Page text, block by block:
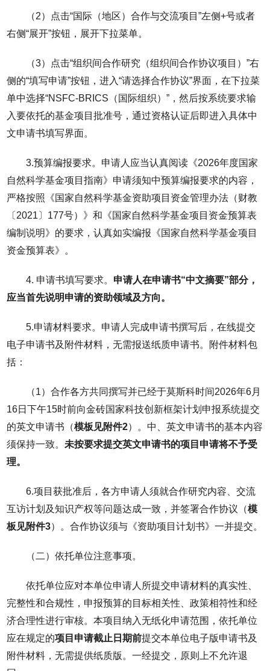
（2）点击“国际（地区）合作与交流项目”左侧+号或者
右侧“展开”按钮，展开下拉菜单。
（3）点击“组织间合作研究（组织间合作协议项目）”右
侧的“填写申请”按钮，进入“请选择合作协议”界面，在下拉菜
单中选择“NSFC-BRICS（国际组织）”，然后按系统要求输
入要依托的基金项目批准号，通过资格认证后即进入具体中
文申请书填写界面。
3.预算编报要求。申请人应当认真阅读《2026年度国家
自然科学基金项目指南》申请须知中预算编报要求的内容，
严格按照《国家自然科学基金资助项目资金管理办法（财教
〔2021〕177号）》和《国家自然科学基金项目资金预算表
编制说明》的要求，认真如实编报《国家自然科学基金项目
资金预算表》。
4. 申请书填写要求。 申请人在申请书“中文摘要”部分，
应当首先说明申请的资助领域及方向。
5.申请材料要求。申请人完成申请书撰写后，在线提交
电子申请书及附件材料，无需报送纸质申请书。附件材料包
括：
（1）合作各方共同撰写并已经于莫斯科时间2026年6月
16日下午15时前向金砖国家科技创新框架计划申报系统提交
的英文申请书（模板见附件2）。中、英文申请书的基本内容
须保持一致。未按要求提交英文申请书的项目申请将不予受
理。
6.项目获批准后，各方申请人须就合作研究内容、交流
互访计划及知识产权等问题达成一致，并签署合作协议（模
板见附件3）。合作协议须与《资助项目计划书》一并提交。
（二）依托单位注意事项。
依托单位应对本单位申请人所提交申请材料的真实性、
完整性和合规性，申报预算的目标相关性、政策相符性和经
济合理性进行审核。本项目纳入无纸化申请范围，依托单位
应在规定的项目申请截止日期前提交本单位电子版申请书及
附件材料，无需提供纸质版。一经提交，原则上不允许退